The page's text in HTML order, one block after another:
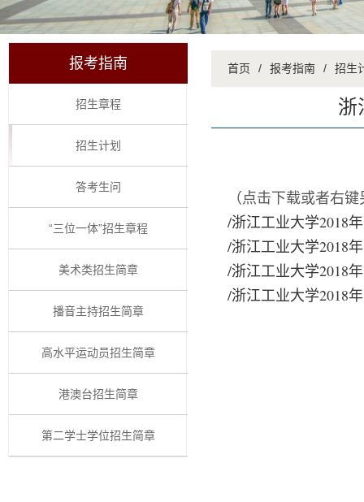
报考指南
招生章程
招生计划
答考生问
“三位一体”招生章程
美术类招生简章
播音主持招生简章
高水平运动员招生简章
港澳台招生简章
第二学士学位招生简章
首页 / 报考指南 / 招生
浙
（点击下载或者右
/浙江工业大学2018
/浙江工业大学2018
/浙江工业大学2018
/浙江工业大学2018